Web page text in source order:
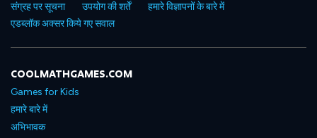
संग्रह पर सूचना
उपयोग की शर्तें
हमारे विज्ञापनों के बारे में
एडब्लॉक अक्सर किये गए सवाल
COOLMATHGAMES.COM
Games for Kids
हमारे बारे में
अभिभावक